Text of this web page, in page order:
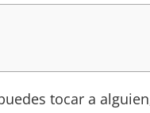
tocar a